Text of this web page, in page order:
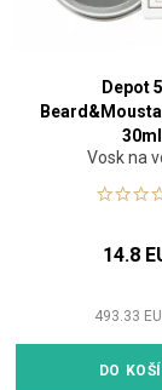
Depot
30ml
Vosk na
14.8
493.33
DO